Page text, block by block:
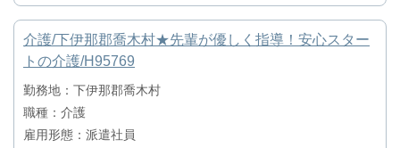
介護/下伊那郡喬木村★先輩が優しく指導！安心スター
トの介護/H95769
勤務地：下伊那郡喬木村
職種：介護
雇用形態：派遣社員